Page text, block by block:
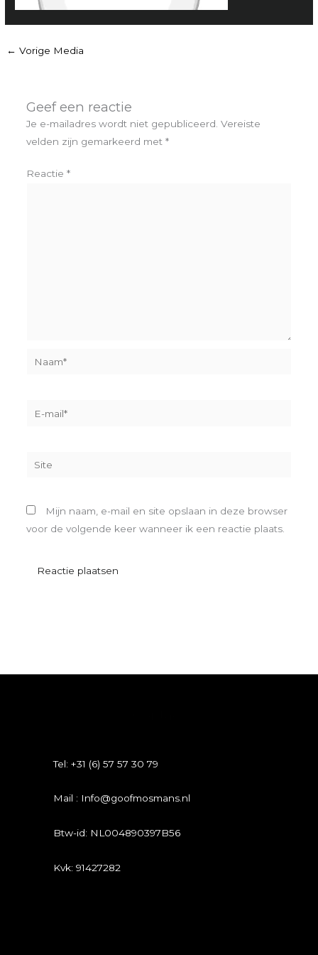
← Vorige Media
Geef een reactie
Je e-mailadres wordt niet gepubliceerd. Vereiste
velden zijn gemarkeerd met *
Reactie *
Site
Mijn naam, e-mail en site opslaan in deze browser
voor de volgende keer wanneer ik een reactie plaats.
Tel: +31 (6) 57 57 30 79
Mail : Info@goofmosmans.nl
Btw-id: NL004890397B56
Kvk: 91427282